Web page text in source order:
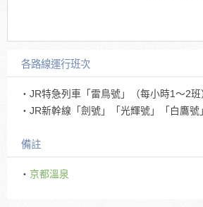
各路線運行班次
・JR特急列車「雷鳥號」（每小時1～2班
・JR新幹線「劍號」「光輝號」「白鷹號
備註
・ 京都溫泉